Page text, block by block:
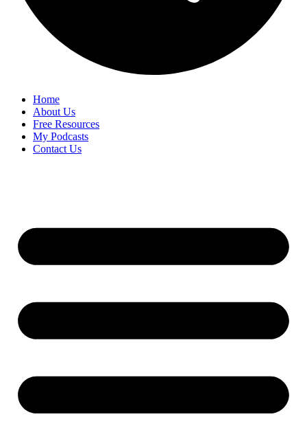
Home
About Us
Free Resources
My Podcasts
Contact Us